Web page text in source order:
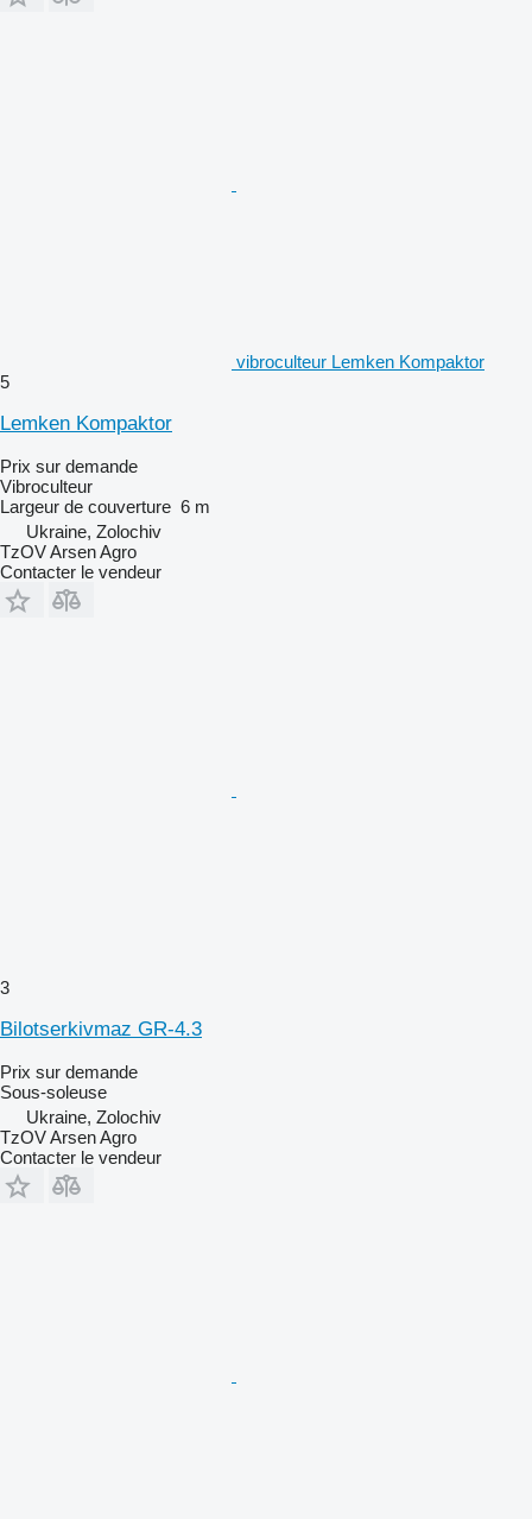
vibroculteur Lemken Kompaktor
5
Lemken Kompaktor
Prix sur demande
Vibroculteur
Largeur de couverture 6 m
Ukraine, Zolochiv
TzOV Arsen Agro
Contacter le vendeur
3
Bilotserkivmaz GR-4.3
Prix sur demande
Sous-soleuse
Ukraine, Zolochiv
TzOV Arsen Agro
Contacter le vendeur